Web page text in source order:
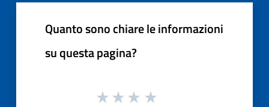
Quanto sono chiare le informazioni
su questa pagina?